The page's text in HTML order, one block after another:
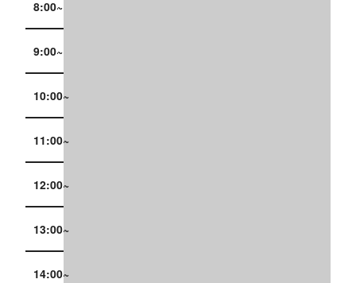
8:00~
9:00~
10:00~
11:00~
12:00~
13:00~
14:00~